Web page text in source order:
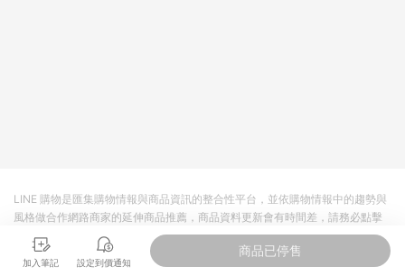
加入筆記 設定到價通知
商品已停售
LINE 購物是匯集購物情報與商品資訊的整合性平台，並依購物情報中的趨勢與
風格做合作網路商家的延伸商品推薦，商品資料更新會有時間差，請務必點擊
商品至各合作網路商家，確認現售價與購物條件，一切資訊以合作廠商網頁為
準。